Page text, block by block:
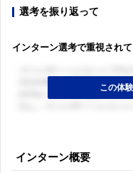
選考を振り返って
インターン選考で重視され
インターン概要